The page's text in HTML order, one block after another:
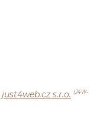
just4web.cz s.r.o. (J4W-